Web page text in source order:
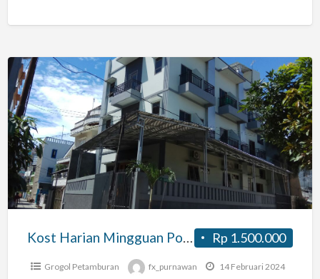
Kost
Harian
Mingguan
Pondok
Satria
Grogol
Rp 1.500.000
Kost Harian Mingguan Pondok Satria Grogol
Grogol Petamburan fx_purnawan 14 Februari 2024